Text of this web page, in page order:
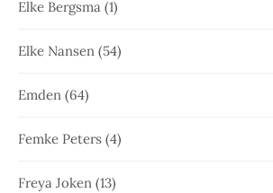
Elke Bergsma (1)
Elke Nansen (54)
Emden (64)
Femke Peters (4)
Freya Joken (13)